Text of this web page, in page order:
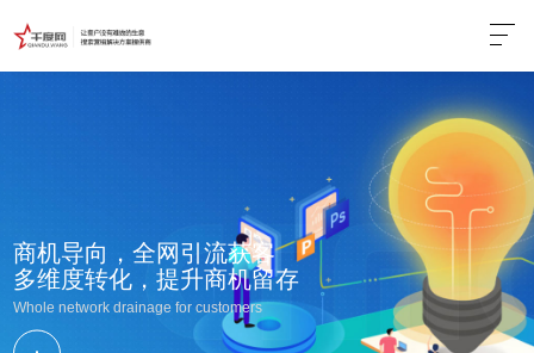
商机导向，全网引流获客
多维度转化，提升商机留存
Whole network drainage for customers
品牌建设，引导目标客户
对线上企业品牌的准确认知